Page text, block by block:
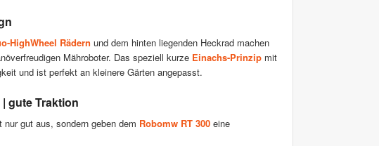
HighWheel Rädern und dem hinten liegenden Heckrad machen
Mähroboter. Das speziell kurze Einachs-Prinzip mit
und ist perfekt an kleinere Gärten angepasst.
gute Traktion
nur gut aus, sondern geben dem Robomw RT 300 eine